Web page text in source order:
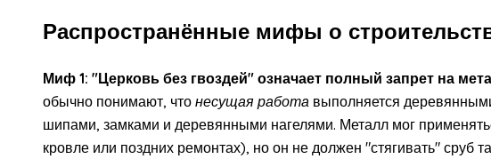
Распространённые мифы о
Миф 1: "Церковь без гвоздей" означает полный запрет на
обычно понимают, что несущая работа выполняется
шипами, замками и деревянными нагелями. Металл мог
кровле или поздних ремонтах), но он не должен "стягивать" сруб